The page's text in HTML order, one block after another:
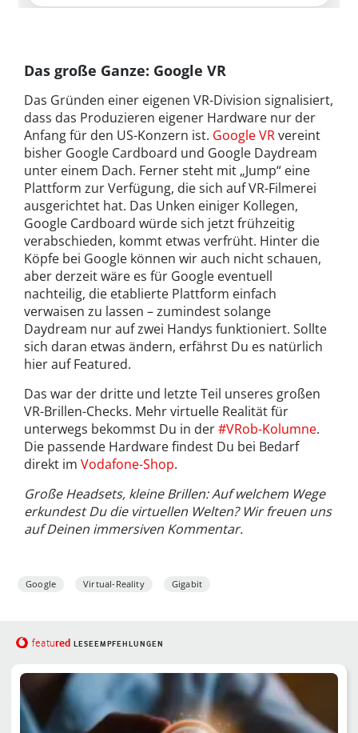
Das große Ganze: Google VR
Das Gründen einer eigenen VR-Division signalisiert,
dass das Produzieren eigener Hardware nur der
Anfang für den US-Konzern ist. Google VRvereint
bisher Google Cardboard und Google Daydream
unter einem Dach. Ferner steht mit „Jump“ eine
Plattform zur Verfügung, die sich auf VR-Filmerei
ausgerichtet hat. Das Unken einiger Kollegen,
Google Cardboard würde sich jetzt frühzeitig
verabschieden, kommt etwas verfrüht. Hinter die
Köpfe bei Google können wir auch nicht schauen,
aber derzeit wäre es für Google eventuell
nachteilig, die etablierte Plattform einfach
verwaisen zu lassen – zumindest solange
Daydream nur auf zwei Handys funktioniert. Sollte
sich daran etwas ändern, erfährst Du es natürlich
hier auf Featured.
Das war der dritte und letzte Teil unseres großen
VR-Brillen-Checks. Mehr virtuelle Realität für
unterwegs bekommst Du in der#VRob-Kolumne.
Die passende Hardware findest Du bei Bedarf
direkt im Vodafone-Shop.
Große Headsets, kleine Brillen: Auf welchem Wege
erkundest Du die virtuellen Welten? Wir freuen uns
auf Deinen immersiven Kommentar.
Google Virtual-Reality Gigabit
featured LESEEMPFEHLUNGEN